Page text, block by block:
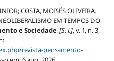
COSTA, MOISÉS OLIVEIRA.
EM TEMPOS DO
e Sociedade,[S. l.], v. 1, n. 3,
revista-pensamento-